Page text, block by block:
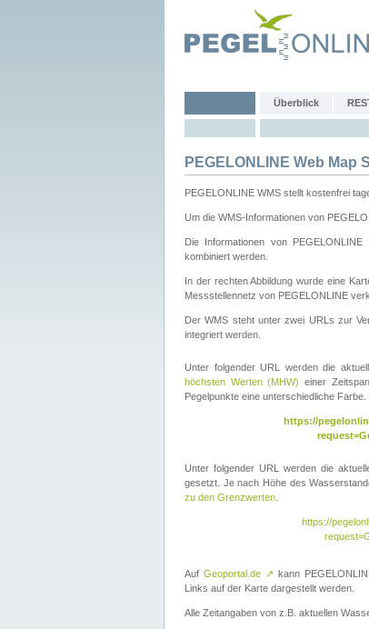
Überblick
PEGELONLINE Web Map
PEGELONLINE WMS stellt kostenfrei
Um die WMS-Informationen von
Die Informationen von
kombiniert werden.
In der rechten Abbildung wurde eine
Messstellennetz von PEGELONLINE
Der WMS steht unter zwei URLs zur
integriert werden.
Unter folgender URL werden die
höchsten Werten (MHW) einer
Pegelpunkte eine unterschiedliche Farbe.
https://
Unter folgender URL werden die
gesetzt. Je nach Höhe des
zu den Grenzwerten
https://
Auf Geoportal.de ↗ kann
Links auf der Karte dargestellt werden.
Alle Zeitangaben von z.B. aktuellen